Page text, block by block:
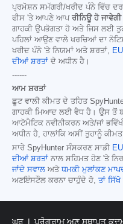
ਪ੍ਰਮੋਸ਼ਨ ਸਮੱਗਰੀ/ਖਰੀਦ ਪੰਨੇ ਵਿੱਚ
ਫੀਸ 'ਤੇ ਆਪਣੇ ਆਪ ਰੀਨਿਊ ਹੋ ਜਾਵੇਗੀ
ਗਾਹਕੀ ਉਪਭੋਗਤਾ ਹੋ ਅਤੇ ਜਿਸ ਲਈ
ਪਹਿਲਾਂ ਆਉਣ ਵਾਲੇ ਖਰਚਿਆਂ ਦਾ
ਖਰੀਦ ਪੰਨੇ 'ਤੇ ਨਿਯਮਾਂ ਅਤੇ ਸ਼ਰਤਾਂ,
ਦੀਆਂ ਸ਼ਰਤਾਂ ਦੇ ਅਧੀਨ ਹੈ।
------
ਆਮ ਸ਼ਰਤਾਂ
ਛੂਟ ਵਾਲੀ ਕੀਮਤ ਦੇ ਤਹਿਤ
ਗਾਹਕੀ ਮਿਆਦ ਲਈ ਵੈਧ ਹੈ। ਉਸ ਤੋਂ
ਆਟੋਮੈਟਿਕ ਨਵੀਨੀਕਰਨ ਅਤੇ/ਜਾਂ
ਅਧੀਨ ਹੈ, ਹਾਲਾਂਕਿ ਅਸੀਂ ਤੁਹਾਨੂੰ
ਸਾਰੇ SpyHunter ਸੰਸਕਰਣ ਸਾਡੀ
ਦੀਆਂ ਸ਼ਰਤਾਂ ਨਾਲ ਸਹਿਮਤ ਹੋਣ 'ਤੇ
ਜਾਂਦੇ ਸਵਾਲ ਅਤੇ ਧਮਕੀ ਮੁਲਾਂਕਣ
ਅਣਇੰਸਟੌਲ ਕਰਨਾ ਚਾਹੁੰਦੇ ਹੋ, ਤਾਂ ਸਿੱਖੋ
ਘਰ ਪ੍ਰੋਗਰਾਮ ਅਣ ਸਥਾਪਤ